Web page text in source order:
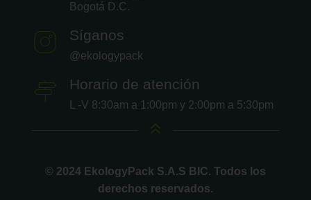
Bogotá D.C.
Síganos
@ekologypack
Horario de atención
L -V 8:30am a 1:00pm y 2:00pm a 5:30pm
© 2024 EkologyPack S.A.S BIC. Todos los
derechos reservados.